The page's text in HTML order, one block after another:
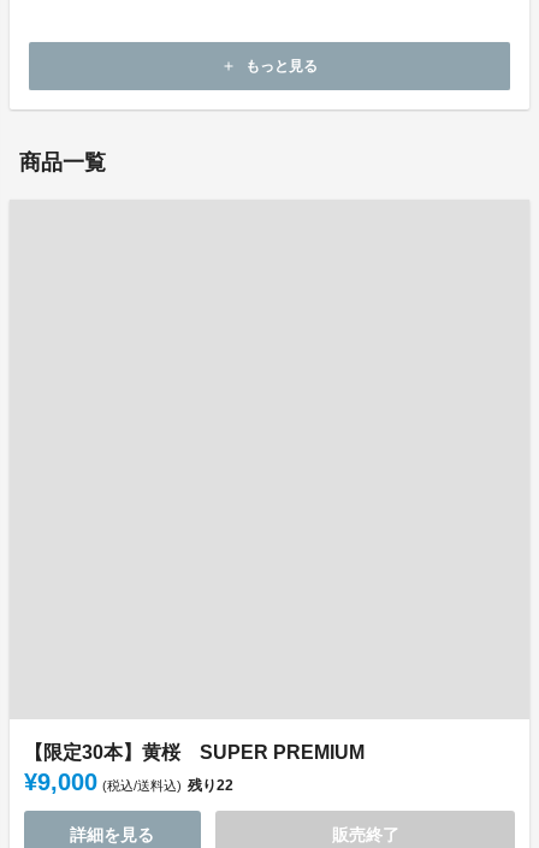
add もっと見る
商品一覧
【限定30本】黄桜 SUPER PREMIUM
¥9,000 (税込/送料込) 残り22
詳細を見る 販売終了